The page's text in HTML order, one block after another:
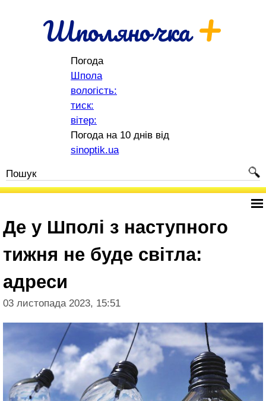
Шполяночка+
Погода
Шпола
вологість:
тиск:
вітер:
Погода на 10 днів від
sinoptik.ua
Де у Шполі з наступного
тижня не буде світла:
адреси
03 листопада 2023, 15:51